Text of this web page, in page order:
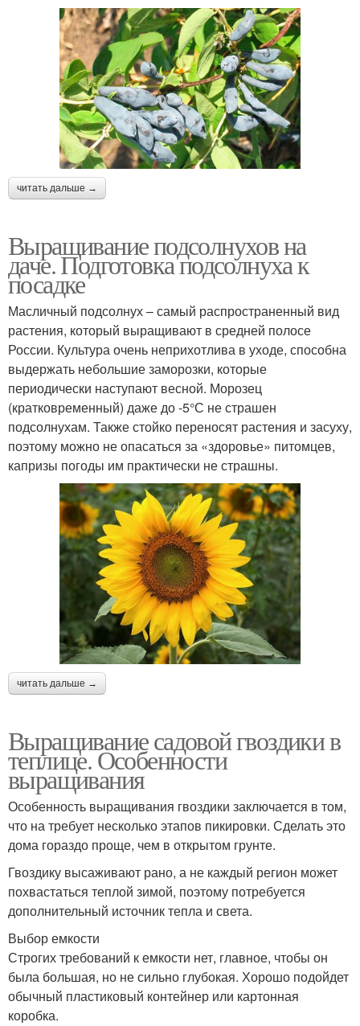
читать дальше →
Выращивание подсолнухов на
даче. Подготовка подсолнуха к
посадке
Масличный подсолнух – самый распространенный вид
растения, который выращивают в средней полосе
России. Культура очень неприхотлива в уходе, способна
выдержать небольшие заморозки, которые
периодически наступают весной. Морозец
(кратковременный) даже до -5°С не страшен
подсолнухам. Также стойко переносят растения и засуху,
поэтому можно не опасаться за «здоровье» питомцев,
капризы погоды им практически не страшны.
читать дальше →
Выращивание садовой гвоздики в
теплице. Особенности
выращивания
Особенность выращивания гвоздики заключается в том,
что на требует несколько этапов пикировки. Сделать это
дома гораздо проще, чем в открытом грунте.
Гвоздику высаживают рано, а не каждый регион может
похвастаться теплой зимой, поэтому потребуется
дополнительный источник тепла и света.
Выбор емкости
Строгих требований к емкости нет, главное, чтобы он
была большая, но не сильно глубокая. Хорошо подойдет
обычный пластиковый контейнер или картонная
коробка.